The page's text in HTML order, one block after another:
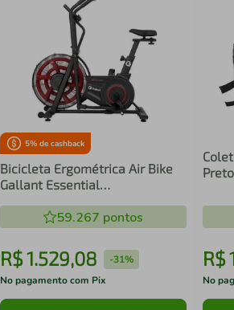
5% de cashback
Bicicleta Ergométrica Air Bike
Gallant Essential
59.267 pontos
R$1.529,08 -31%
No pagamento com Pix
R$
No